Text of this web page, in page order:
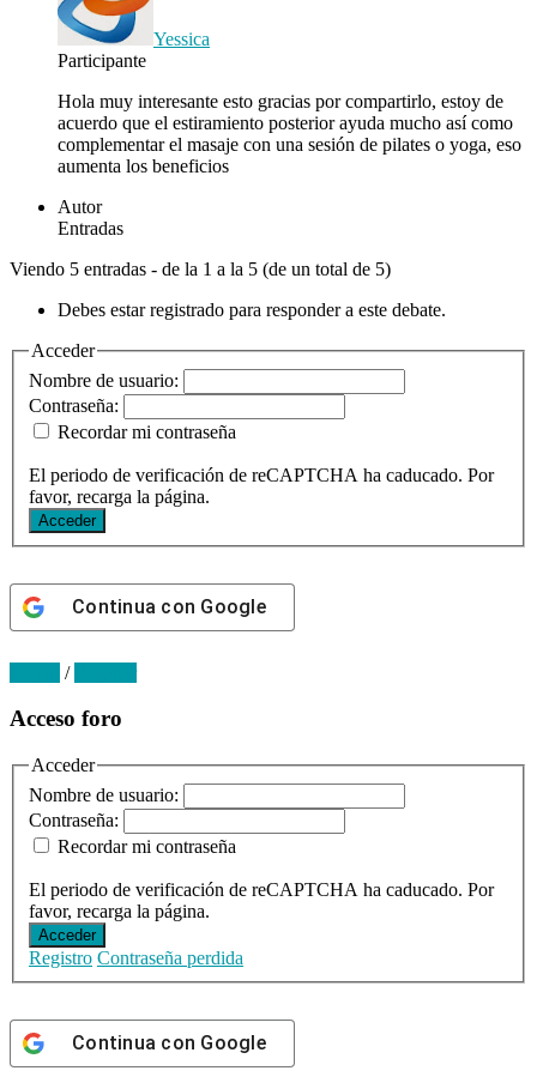
Yessica
Participante
Hola muy interesante esto gracias por compartirlo, estoy de
acuerdo que el estiramiento posterior ayuda mucho así como
complementar el masaje con una sesión de pilates o yoga, eso
aumenta los beneficios
Autor
Entradas
Viendo 5 entradas - de la 1 a la 5 (de un total de 5)
Debes estar registrado para responder a este debate.
Acceder
Nombre de usuario:
Contraseña:
Recordar mi contraseña
El periodo de verificación de reCAPTCHA ha caducado. Por
favor, recarga la página.
Acceder
Continua con Google
/
Primary
Sidebar
Acceso foro
Acceder
Nombre de usuario:
Contraseña:
Recordar mi contraseña
El periodo de verificación de reCAPTCHA ha caducado. Por
favor, recarga la página.
Acceder
Registro Contraseña perdida
Continua con Google